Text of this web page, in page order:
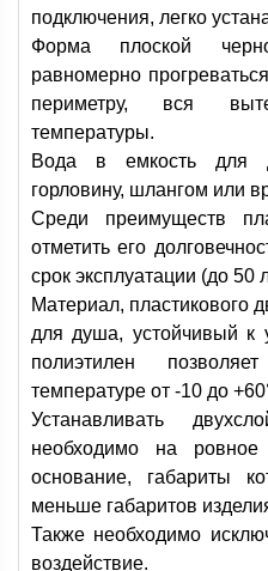
подключения, легко
Форма плоской
равномерно
периметру, вся
температуры.
Вода в емкость для
горловину, шлангом или
Среди преимуществ
отметить его
срок эксплуатации (до 50
Материал, пластикового
для душа, устойчивый к
полиэтилен
температуре от -10 до
Устанавливать
необходимо на ровное
основание, габариты
меньше габаритов
Также необходимо
воздействие.